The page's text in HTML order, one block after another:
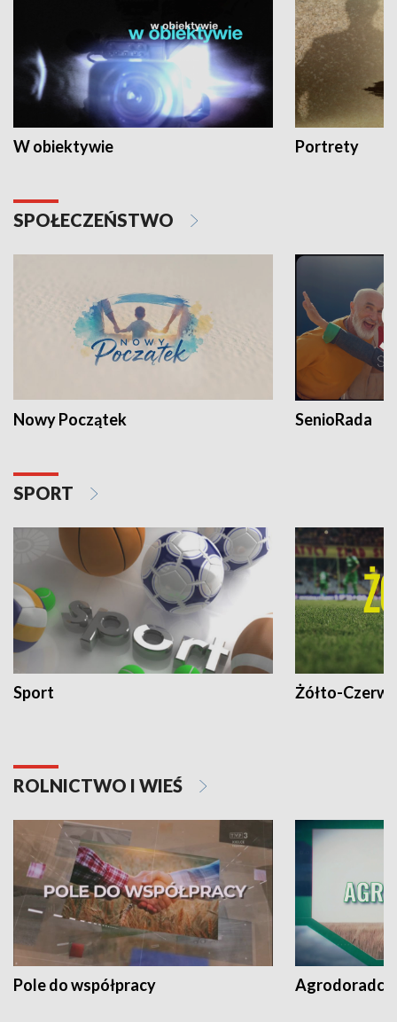
W obiektywie Portrety
SPOŁECZEŃSTWO
Nowy Początek SenioRada
SPORT
Sport Żółto-
ROLNICTWO I WIEŚ
Pole do współpracy Agrodoradcy